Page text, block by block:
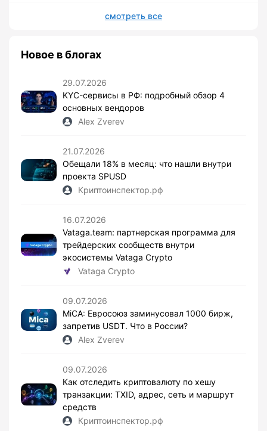
смотреть все
Новое в блогах
29.07.2026
KYC-сервисы в РФ: подробный обзор 4
основных вендоров
Alex Zverev
21.07.2026
Обещали 18% в месяц: что нашли внутри
проекта SPUSD
Криптоинспектор.рф
16.07.2026
Vataga.team: партнерская программа для
трейдерских сообществ внутри
экосистемы Vataga Crypto
Vataga Crypto
09.07.2026
MiCA: Евросоюз заминусовал 1000 бирж,
запретив USDT. Что в России?
Alex Zverev
09.07.2026
Как отследить криптовалюту по хешу
транзакции: TXID, адрес, сеть и маршрут
средств
Криптоинспектор.рф